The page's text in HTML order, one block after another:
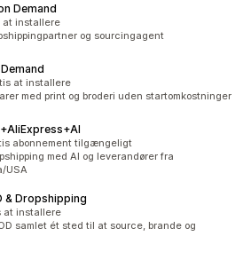
Demand
at installere
og sourcingagent
i altat installere
med print og broderi uden startomkostninger
i altabonnement tilgængeligt
med AI og leverandører fra
USA
& Dropshipping
alt
at installere
samlet ét sted til at source, brande og